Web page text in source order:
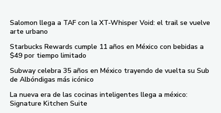
Salomon llega a TAF con la XT-Whisper Void: el trail se vuelve
arte urbano
Starbucks Rewards cumple 11 años en México con bebidas a
$49 por tiempo limitado
Subway celebra 35 años en México trayendo de vuelta su Sub
de Albóndigas más icónico
La nueva era de las cocinas inteligentes llega a méxico:
Signature Kitchen Suite